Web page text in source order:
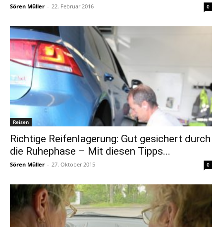
Sören Müller - 22. Februar 2016 0
Reisen
Richtige Reifenlagerung: Gut gesichert durch
die Ruhephase – Mit diesen Tipps...
Sören Müller - 27. Oktober 2015 0